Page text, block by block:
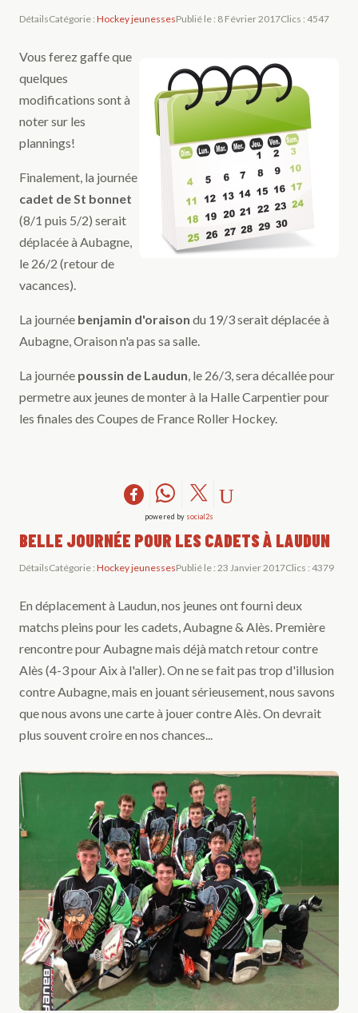
DétailsCatégorie : Hockey jeunessesPublié le : 8 Février 2017Clics : 4547
Vous ferez gaffe que
quelques
modifications sont à
noter sur les
plannings!
Finalement, la journée
cadet de St bonnet
(8/1 puis 5/2) serait
déplacée à Aubagne,
le 26/2 (retour de
vacances).
La journée benjamin d'oraison du 19/3 serait déplacée à
Aubagne, Oraison n'a pas sa salle.
La journée poussin de Laudun, le 26/3, sera décallée pour
permetre aux jeunes de monter à la Halle Carpentier pour
les finales des Coupes de France Roller Hockey.
powered by social2s
BELLE JOURNÉE POUR LES CADETS À LAUDUN
DétailsCatégorie : Hockey jeunessesPublié le : 23 Janvier 2017Clics : 4379
En déplacement à Laudun, nos jeunes ont fourni deux
matchs pleins pour les cadets, Aubagne & Alès. Première
rencontre pour Aubagne mais déjà match retour contre
Alès (4-3 pour Aix à l'aller). On ne se fait pas trop d'illusion
contre Aubagne, mais en jouant sérieusement, nous savons
que nous avons une carte à jouer contre Alès. On devrait
plus souvent croire en nos chances...